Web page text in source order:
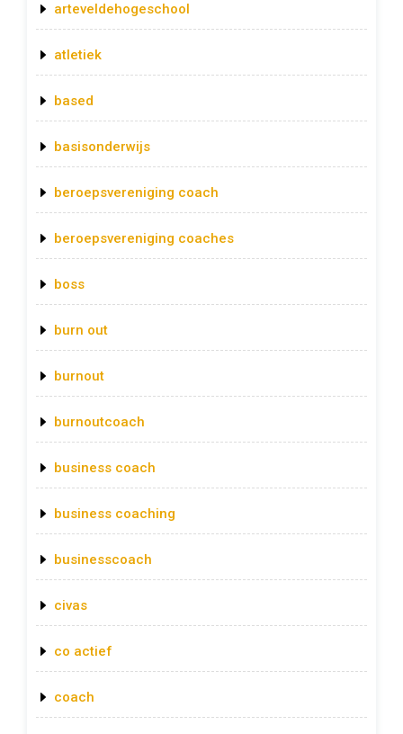
arteveldehogeschool
atletiek
based
basisonderwijs
beroepsvereniging coach
beroepsvereniging coaches
boss
burn out
burnout
burnoutcoach
business coach
business coaching
businesscoach
civas
co actief
coach